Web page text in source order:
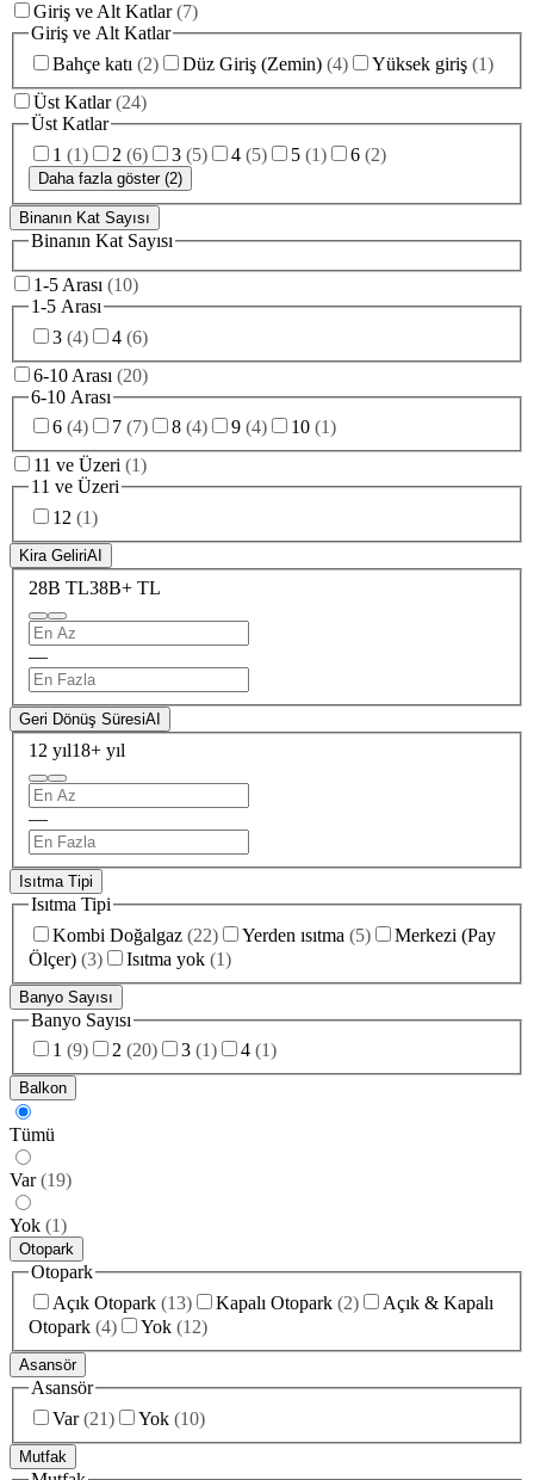
Giriş ve Alt Katlar (7)
Giriş ve Alt Katlar
Bahçe katı (2) Düz Giriş (Zemin) (4) Yüksek giriş (1)
Üst Katlar (24)
Üst Katlar
1 (1) 2 (6) 3 (5) 4 (5) 5 (1) 6 (2)
Daha fazla göster (2)
Binanın Kat Sayısı
Binanın Kat Sayısı
1-5 Arası (10)
1-5 Arası
3 (4) 4 (6)
6-10 Arası (20)
6-10 Arası
6 (4) 7 (7) 8 (4) 9 (4) 10 (1)
11 ve Üzeri (1)
11 ve Üzeri
12 (1)
Kira GeliriAI
28B TL38B+ TL
—
Geri Dönüş SüresiAI
12 yıl18+ yıl
—
Isıtma Tipi
Isıtma Tipi
Kombi Doğalgaz (22) Yerden ısıtma (5)
Merkezi (Pay
Ölçer) (3) Isıtma yok (1)
Banyo Sayısı
Banyo Sayısı
1 (9) 2 (20) 3 (1) 4 (1)
Balkon
Tümü
Var (19)
Yok (1)
Otopark
Otopark
Açık Otopark (13) Kapalı Otopark (2)
Açık & Kapalı
Otopark (4) Yok (12)
Asansör
Asansör
Var (21) Yok (10)
Mutfak